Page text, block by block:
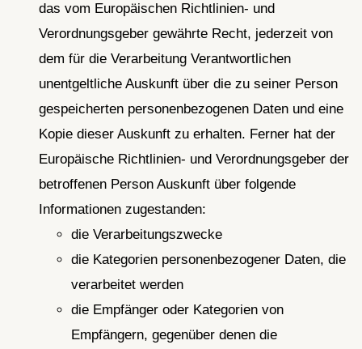
das vom Europäischen Richtlinien- und
Verordnungsgeber gewährte Recht, jederzeit von
dem für die Verarbeitung Verantwortlichen
unentgeltliche Auskunft über die zu seiner Person
gespeicherten personenbezogenen Daten und eine
Kopie dieser Auskunft zu erhalten. Ferner hat der
Europäische Richtlinien- und Verordnungsgeber der
betroffenen Person Auskunft über folgende
Informationen zugestanden:
die Verarbeitungszwecke
die Kategorien personenbezogener Daten, die
verarbeitet werden
die Empfänger oder Kategorien von
Empfängern, gegenüber denen die